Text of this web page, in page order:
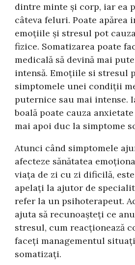
dintre minte și corp, iar ea
câteva feluri. Poate apărea
emoțiile și stresul pot
fizice. Somatizarea poate
medicală să devină mai
intensă. Emoțiile si stresul
simptomele unei condiții
puternice sau mai intense.
boală poate cauza
mai apoi duc la simptome
Atunci când simptomele
afecteze sănătatea
viața de zi cu zi dificilă,
apelați la ajutor de
refer la un psihoterapeut.
ajuta să recunoașteți ce
stresul, cum reacționează
faceți managementul
somatizați.